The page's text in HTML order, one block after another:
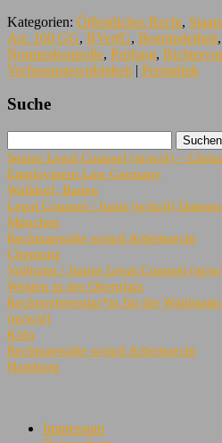
Kategorien: Öffentliches Recht,
Art. 100 GG, BVerfG, Begründetheit,
Normenkontrolle, Prüfung,
Verfassungswidrigkeit | Permalink
Suche
Senior Legal Counsel (m/w/d) –
Employment Law Germany
Walldorf, Baden
Legal Counsel / Jurist (w/m/d)
München
Rechtsanwälte w/m/d Arbeitsrecht
Chemnitz
Volljurist / Junior Legal Counsel (m/
Weiden in der Oberpfalz
Rechtsreferendar*in für die
(m/w/d)
Köln
Rechtsanwälte w/m/d Arbeitsrecht
Hamburg
Impressum